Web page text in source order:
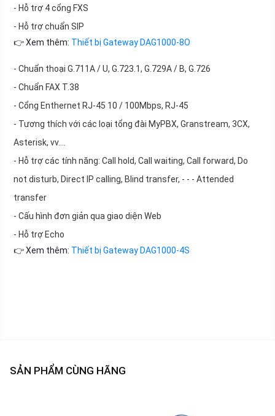
- Hỗ trợ 4 cổng FXS
- Hỗ trợ chuẩn SIP
👉 Xem thêm: Thiết bị Gateway DAG1000-8O
- Chuẩn thoại G.711A / U, G.723.1, G.729A / B, G.726
- Chuẩn FAX T.38
- Cổng Enthernet RJ-45 10 / 100Mbps, RJ-45
- Tương thích với các loại tổng đài MyPBX, Granstream, 3CX,
Asterisk, vv....
- Hỗ trợ các tính năng: Call hold, Call waiting, Call forward, Do
not disturb, Direct IP calling, Blind transfer, - - - Attended
transfer
- Cấu hình đơn giản qua giao diện Web
- Hỗ trợ Echo
👉 Xem thêm: Thiết bị Gateway DAG1000-4S
SẢN PHẨM CÙNG HÃNG